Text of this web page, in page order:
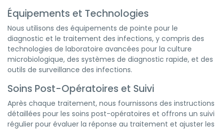
Équipements et Technologies
Nous utilisons des équipements de pointe pour le
diagnostic et le traitement des infections, y compris des
technologies de laboratoire avancées pour la culture
microbiologique, des systèmes de diagnostic rapide, et des
outils de surveillance des infections.
Soins Post-Opératoires et Suivi
Après chaque traitement, nous fournissons des instructions
détaillées pour les soins post-opératoires et offrons un suivi
régulier pour évaluer la réponse au traitement et ajuster les